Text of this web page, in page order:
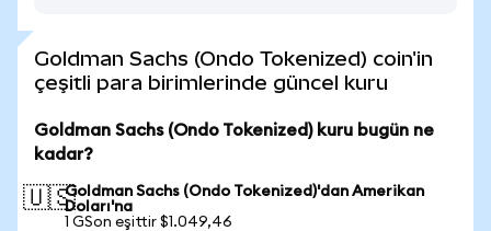
Goldman Sachs (Ondo Tokenized) coin'in
çeşitli para birimlerinde güncel kuru
Goldman Sachs (Ondo Tokenized) kuru bugün ne
kadar?
🇺🇸Goldman Sachs (Ondo Tokenized)'dan Amerikan
Doları'na
1 GSon eşittir $1.049,46